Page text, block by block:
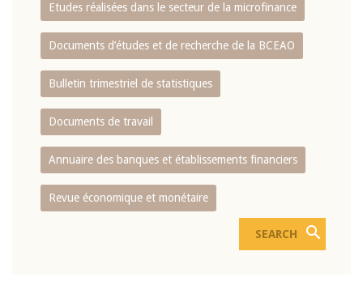
Etudes réalisées dans le secteur de la microfinance
Documents d’études et de recherche de la BCEAO
Bulletin trimestriel de statistiques
Documents de travail
Annuaire des banques et établissements financiers
Revue économique et monétaire